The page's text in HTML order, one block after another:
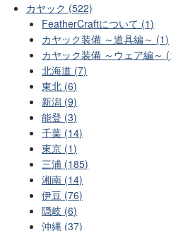
カヤック (522)
FeatherCraftについて (1)
カヤック装備 ～道具編～ (1)
カヤック装備 ～ウェア編～
北海道 (7)
東北 (6)
新潟 (9)
能登 (3)
千葉 (14)
東京 (1)
三浦 (185)
湘南 (14)
伊豆 (76)
隠岐 (6)
沖縄 (37)